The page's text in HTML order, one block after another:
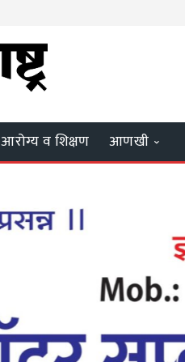
आरोग्य व शिक्षण आणखी